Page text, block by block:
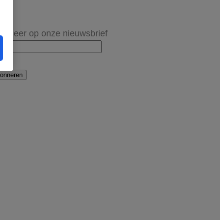
op onze nieuwsbrief